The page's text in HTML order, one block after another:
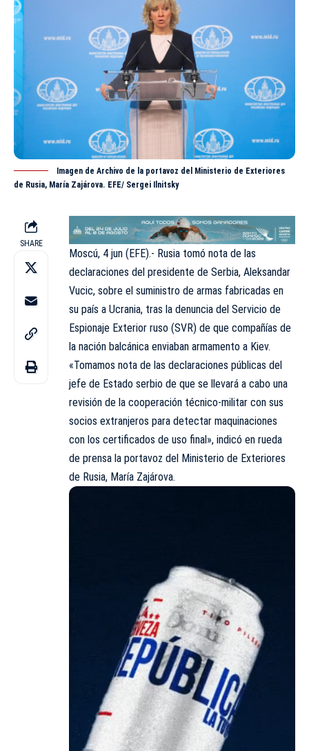
Imagen de Archivo de la portavoz del Ministerio de Exteriores
de Rusia, María Zajárova. EFE/ Sergei Ilnitsky
SHARE
Moscú, 4 jun (EFE).- Rusia tomó nota de las
declaraciones del presidente de Serbia, Aleksandar
Vucic, sobre el suministro de armas fabricadas en
su país a Ucrania, tras la denuncia del Servicio de
Espionaje Exterior ruso (SVR) de que compañías de
la nación balcánica enviaban armamento a Kiev.
«Tomamos nota de las declaraciones públicas del
jefe de Estado serbio de que se llevará a cabo una
revisión de la cooperación técnico-militar con sus
socios extranjeros para detectar maquinaciones
con los certificados de uso final», indicó en rueda
de prensa la portavoz del Ministerio de Exteriores
de Rusia, María Zajárova.